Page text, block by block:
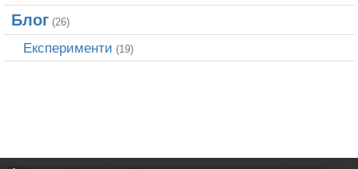
Блог (26)
Експерименти (19)